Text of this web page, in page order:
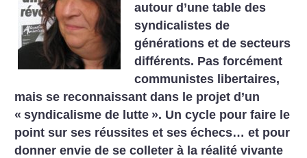
autour d’une table des
syndicalistes de
générations et de secteurs
différents. Pas forcément
communistes libertaires,
mais se reconnaissant dans le projet d’un
« syndicalisme de lutte ». Un cycle pour faire le
point sur ses réussites et ses échecs… et pour
donner envie de se colleter à la réalité vivante